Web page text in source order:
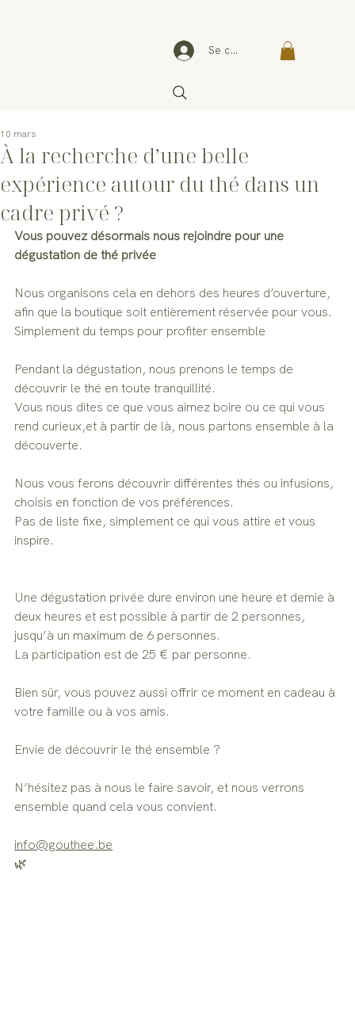
Se connecter
À la recherche d’une belle
expérience autour du thé dans un
cadre privé ?
10 mars
Vous pouvez désormais nous rejoindre pour une
dégustation de thé privée
Nous organisons cela en dehors des heures d’ouverture,
afin que la boutique soit entièrement réservée pour vous.
Simplement du temps pour profiter ensemble
Pendant la dégustation, nous prenons le temps de
découvrir le thé en toute tranquillité.
Vous nous dites ce que vous aimez boire ou ce qui vous
rend curieux,et à partir de là, nous partons ensemble à la
découverte.
Nous vous ferons découvrir différentes thés ou infusions,
choisis en fonction de vos préférences.
Pas de liste fixe, simplement ce qui vous attire et vous
inspire.
Une dégustation privée dure environ une heure et demie à
deux heures et est possible à partir de 2 personnes,
jusqu’à un maximum de 6 personnes.
La participation est de 25 € par personne.
Bien sûr, vous pouvez aussi offrir ce moment en cadeau à
votre famille ou à vos amis.
Envie de découvrir le thé ensemble ?
N’hésitez pas à nous le faire savoir, et nous verrons
ensemble quand cela vous convient.
info@gouthee.be
🌿